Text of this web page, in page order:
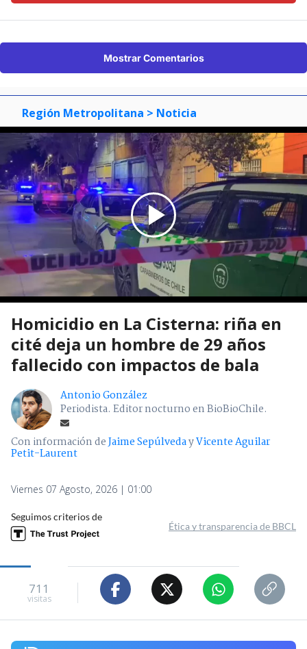
Mostrar Comentarios
Región Metropolitana > Noticia
Homicidio en La Cisterna: riña en
cité deja un hombre de 29 años
fallecido con impactos de bala
Antonio González
Periodista. Editor nocturno en BioBioChile.
Con información deJaime SepúlvedayVicente Aguilar
Petit-Laurent
Viernes 07 Agosto, 2026 | 01:00
Seguimos criterios de
Ética y transparencia de BBCL
711
visitas